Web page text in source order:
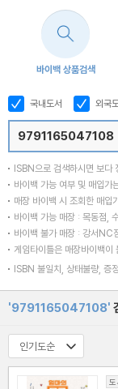
바이백 상품검색
국내도서 외국
ISBN으로 검색하시면 보다
바이백 가능 여부 및 매입가
매장 바이백 시 조회한 매입
바이백 가능 매장 : 목동점,
바이백 불가 매장 : 강서NC
게임타이틀은 매장바이백이
ISBN 불일치, 상태불량, 증
'9791165047108'
도